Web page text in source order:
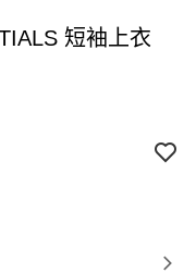
短袖上衣